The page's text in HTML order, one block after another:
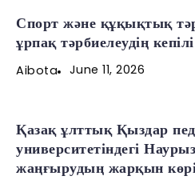
Спорт және құқықтық
ұрпақ тәрбиелеудің кепілі
Aibota June 11, 2026
Қазақ ұлттық Қыздар
университетіндегі
жаңғырудың жарқын